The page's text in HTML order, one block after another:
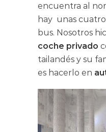
encuentra al
hay unas
bus. Nosotros
coche privado
tailandés y su
es hacerlo en